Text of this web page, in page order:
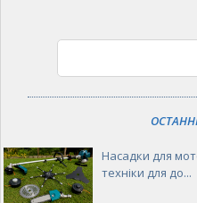
Насадки для
техніки для до...